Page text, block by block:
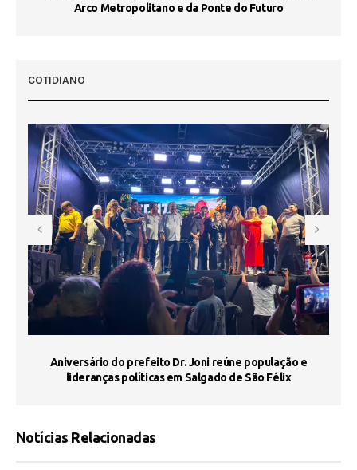
Arco Metropolitano e da Ponte do Futuro
COTIDIANO
Aniversário do prefeito Dr. Joni reúne população e
lideranças políticas em Salgado de São Félix
Notícias Relacionadas